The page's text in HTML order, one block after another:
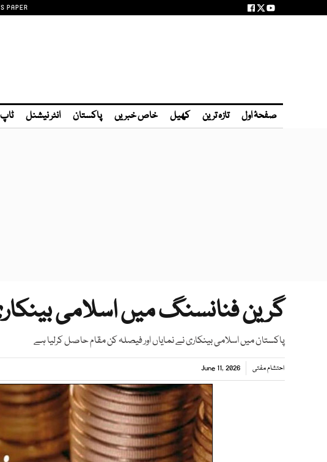
PAPER
صفحۂ اول تازہ ترین کھیل خاص خبریں پاکستان انٹر نیشنل
گرین فنانسنگ میں اسلامی
پاکستان میں اسلامی بینکاری نے نمایاں اور فیصلہ کن مقام حاصل کرلیا ہے
احتشام مفتی June 11, 2026